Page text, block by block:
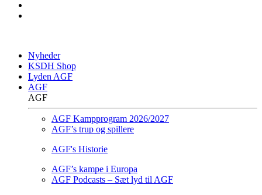
Nyheder
KSDH Shop
Lyden AGF
AGF
AGF
AGF Kampprogram 2026/2027
AGF’s trup og spillere
AGF's Historie
AGF’s kampe i Europa
AGF Podcasts – Sæt lyd til AGF